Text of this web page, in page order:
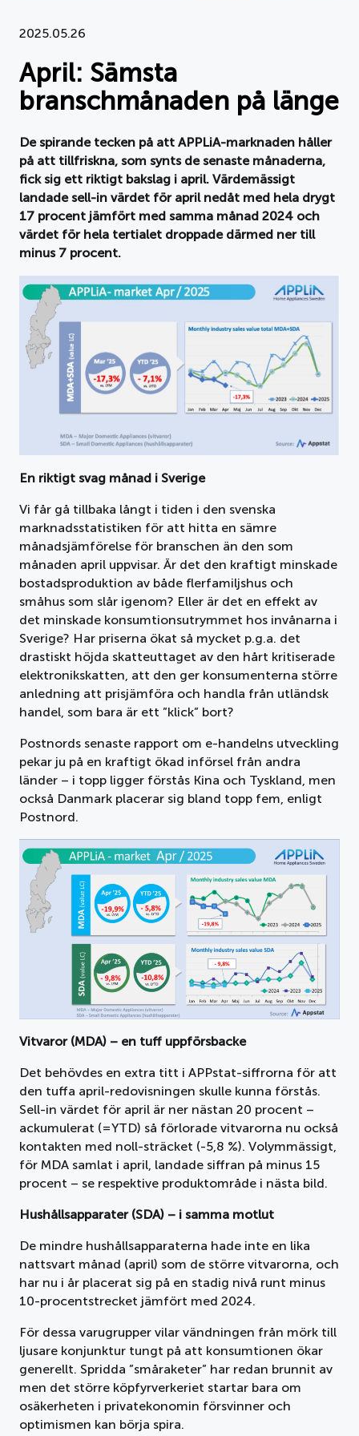
Om APPLiA
Medlemmar
Pressrum
Nyheter
Styrelse
2025.05.26
April: Sämsta
branschmånaden på länge
De spirande tecken på att APPLiA-marknaden håller
på att tillfriskna, som synts de senaste månaderna,
fick sig ett riktigt bakslag i april. Värdemässigt
landade sell-in värdet för april nedåt med hela drygt
17 procent jämfört med samma månad 2024 och
värdet för hela tertialet droppade därmed ner till
minus 7 procent.
En riktigt svag månad i Sverige
Vi får gå tillbaka långt i tiden i den svenska
marknadsstatistiken för att hitta en sämre
månadsjämförelse för branschen än den som
månaden april uppvisar. Är det den kraftigt minskade
bostadsproduktion av både flerfamiljshus och
småhus som slår igenom? Eller är det en effekt av
det minskade konsumtionsutrymmet hos invånarna i
Sverige? Har priserna ökat så mycket p.g.a. det
drastiskt höjda skatteuttaget av den hårt kritiserade
elektronikskatten, att den ger konsumenterna större
anledning att prisjämföra och handla från utländsk
handel, som bara är ett ”klick” bort?
Postnords senaste rapport om e-handelns utveckling
pekar ju på en kraftigt ökad införsel från andra
länder – i topp ligger förstås Kina och Tyskland, men
också Danmark placerar sig bland topp fem, enligt
Postnord.
Vitvaror (MDA) – en tuff uppförsbacke
Det behövdes en extra titt i APPstat-siffrorna för att
den tuffa april-redovisningen skulle kunna förstås.
Sell-in värdet för april är ner nästan 20 procent –
ackumulerat (=YTD) så förlorade vitvarorna nu också
kontakten med noll-sträcket (-5,8 %). Volymmässigt,
för MDA samlat i april, landade siffran på minus 15
procent – se respektive produktområde i nästa bild.
Hushållsapparater (SDA) – i samma motlut
De mindre hushållsapparaterna hade inte en lika
nattsvart månad (april) som de större vitvarorna, och
har nu i år placerat sig på en stadig nivå runt minus
10-procentstrecket jämfört med 2024.
För dessa varugrupper vilar vändningen från mörk till
ljusare konjunktur tungt på att konsumtionen ökar
generellt. Spridda ”småraketer” har redan brunnit av
men det större köpfyrverkeriet startar bara om
osäkerheten i privatekonomin försvinner och
optimismen kan börja spira.